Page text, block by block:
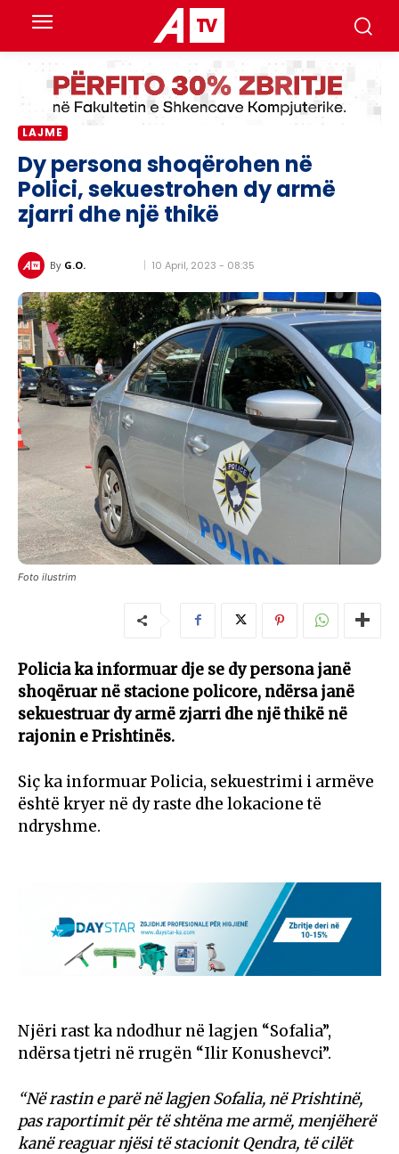
LAJME
Dy persona shoqërohen në
Polici, sekuestrohen dy armë
zjarri dhe një thikë
By G.O. 10 April, 2023 - 08:35
Foto ilustrim
Policia ka informuar dje se dy persona janë
shoqëruar në stacione policore, ndërsa janë
sekuestruar dy armë zjarri dhe një thikë në
rajonin e Prishtinës.
Siç ka informuar Policia, sekuestrimi i armëve
është kryer në dy raste dhe lokacione të
ndryshme.
Njëri rast ka ndodhur në lagjen “Sofalia”,
ndërsa tjetri në rrugën “Ilir Konushevci”.
“Në rastin e parë në lagjen Sofalia, në Prishtinë,
pas raportimit për të shtëna me armë, menjëherë
kanë reaguar njësi të stacionit Qendra, të cilët